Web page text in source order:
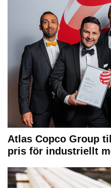
Atlas Copco Group
pris för industriellt